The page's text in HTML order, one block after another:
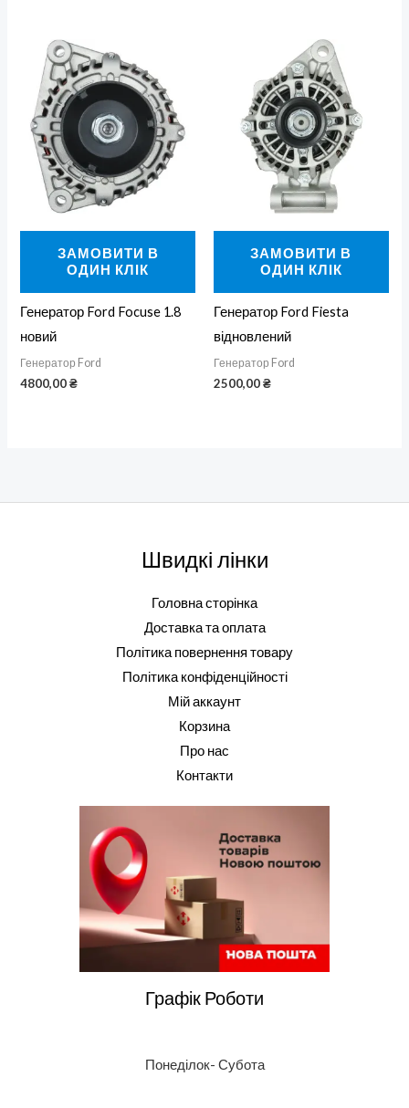
ЗАМОВИТИ В
ОДИН КЛІК
Генератор Ford Focuse 1.8
новий
Генератор Ford
4800,00₴
ЗАМОВИТИ В
ОДИН КЛІК
Генератор Ford Fiesta
відновлений
Генератор Ford
2500,00₴
Швидкі лінки
Головна сторінка
Доставка та оплата
Політика повернення товару
Політика конфіденційності
Мій аккаунт
Корзина
Про нас
Контакти
Графік Роботи
Понеділок- Субота